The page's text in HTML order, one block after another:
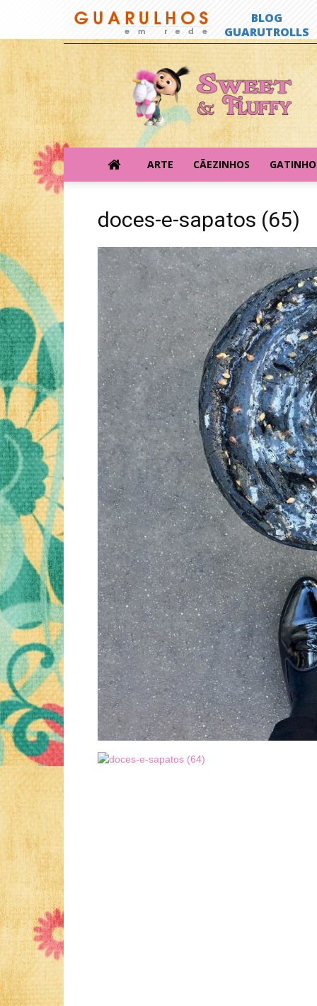
Sweet
&
Fluffy
ARTE CÃEZINHOS
doces-e-sapatos (65)